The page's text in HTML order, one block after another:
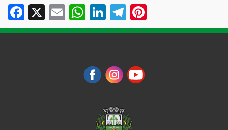
Facebook
X EmailWhatsApp
LinkedIn
Telegram